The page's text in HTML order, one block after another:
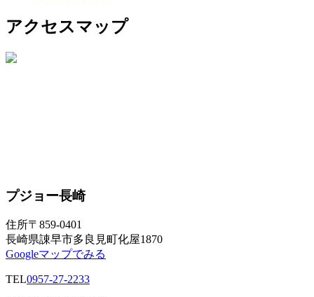
アクセスマップ
プジョー長崎
住所〒859-0401
長崎県諌早市多良見町化屋1870
Googleマップでみる
TEL0957-27-2233